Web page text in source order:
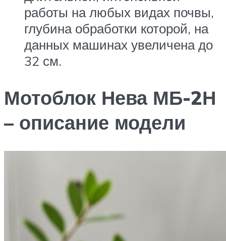
работы на любых видах почвы,
глубина обработки которой, на
данных машинах увеличена до
32 см.
Мотоблок Нева МБ-2Н
– описание модели